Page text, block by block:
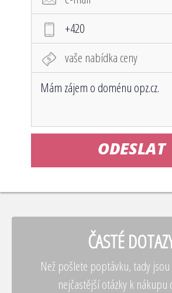
ODESLAT
ČASTÉ
Než pošlete poptávku, tady
nejčastější otázky k nákupu